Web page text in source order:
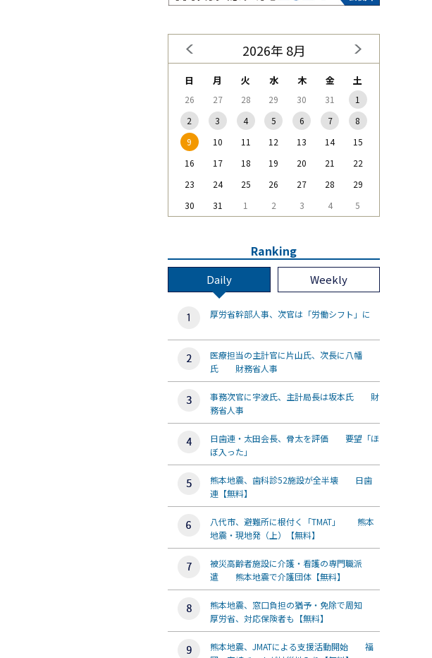
2026年 8月
日 月 火 水 木 金 土
26 27 28 29 30 31
1
2
3 4 5 6 7
8
9
10 11 12 13 14
15
16
17 18 19 20 21
22
23
24 25 26 27 28
29
30
31 1 2 3 4 5
Ranking
Daily Weekly
厚労省幹部人事、次官は「労働シフト」に
医療担当の主計官に片山氏、次長に八幡
氏 財務省人事
事務次官に宇波氏、主計局長は坂本氏 財
務省人事
日歯連・太田会長、骨太を評価 要望「ほ
ぼ入った」
熊本地震、歯科診52施設が全半壊 日歯
連【無料】
八代市、避難所に根付く「TMAT」 熊本
地震・現地発（上）【無料】
被災高齢者施設に介護・看護の専門職派
遣 熊本地震で介護団体【無料】
熊本地震、窓口負担の猶予・免除で周知
厚労省、対応保険者も【無料】
熊本地震、JMATによる支援活動開始 福